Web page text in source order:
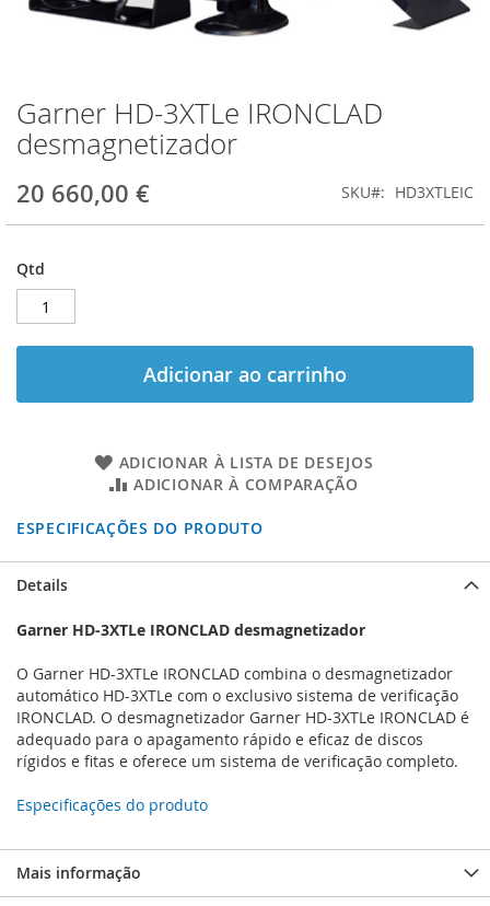
Garner HD-3XTLe IRONCLAD
desmagnetizador
20 660,00 € SKU HD3XTLEIC
Qtd
Adicionar ao carrinho
ADICIONAR À LISTA DE DESEJOS
ADICIONAR À COMPARAÇÃO
ESPECIFICAÇÕES DO PRODUTO
Saltar
para
o
da
imagens
Details
Garner HD-3XTLe IRONCLAD desmagnetizador
O Garner HD-3XTLe IRONCLAD combina o desmagnetizador
automático HD-3XTLe com o exclusivo sistema de verificação
IRONCLAD. O desmagnetizador Garner HD-3XTLe IRONCLAD é
adequado para o apagamento rápido e eficaz de discos
rígidos e fitas e oferece um sistema de verificação completo.
Especificações do produto
Mais informação